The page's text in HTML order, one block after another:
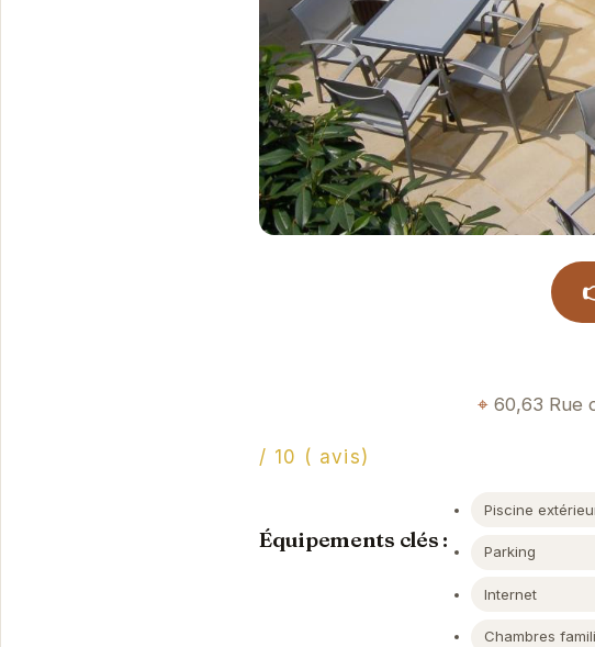
60,63 Rue
/ 10 ( avis)
Équipements clés :
Piscine
Parking
Internet
Chambres